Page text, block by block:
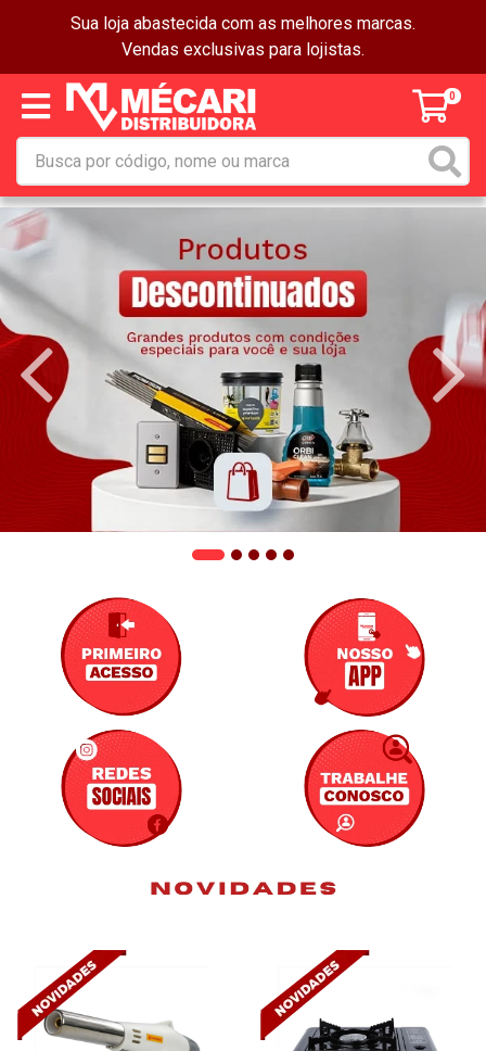
Sua loja abastecida com as melhores marcas.
Vendas exclusivas para lojistas.
0